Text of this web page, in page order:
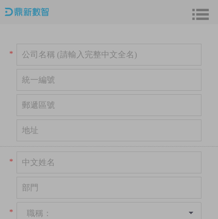
*
*
* 職稱：